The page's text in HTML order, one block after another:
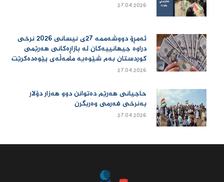
27.04.2026
ئەمڕۆ دووشەممە 27ی نیسانی 2026 نرخی
دراوە جیهانییەكان لە بازاڕەكانی هەرێمی
كوردستان بەم شێوەیە مامەڵەی پێوەدەكرێت
27.04.2026
حاجیانی هەرێم دەتوانن دوو هەزار دۆلار
بەنرخی فەرمی وەربگرن
27.04.2026